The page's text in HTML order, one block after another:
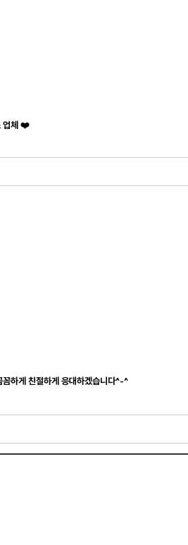
업체 ❤️
하게 친절하게 응대하겠습니다^-^